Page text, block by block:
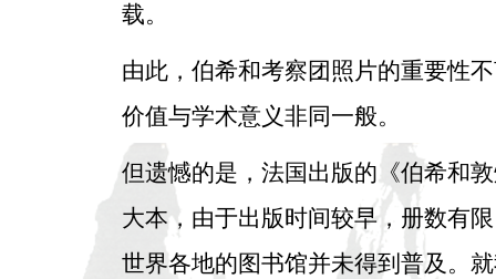
载。
由此，伯希和考察团照片的重要性
价值与学术意义非同一般。
但遗憾的是，法国出版的《伯希和
大本，由于出版时间较早，册数有
世界各地的图书馆并未得到普及。